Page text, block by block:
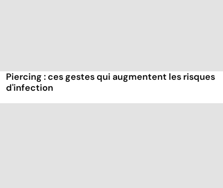
Piercing : ces gestes qui augmentent les risques
d'infection